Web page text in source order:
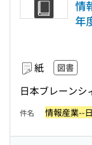
情
年
紙 図書
日本ブレーンシ
件名 情報産業--